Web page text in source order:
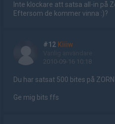
Inte klockare att satsa all-in på
Eftersom de kommer vinna :)?
#12 Kiiiw
2010-09-16 10:18
Du har satsat 500 bites på
Ge mig bits ffs